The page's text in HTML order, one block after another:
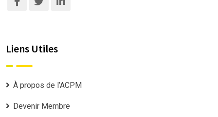
Liens Utiles
À propos de l’ACPM
Devenir Membre